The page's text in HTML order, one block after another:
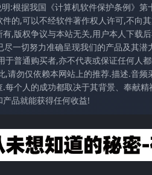
:根据我国《计算机软件保护条例》
的,可以不经软件著作权人许可,不向
,版权争议与本站无关,用户本人下载
尽一切努力准确呈现我们的产品及其
于普通购买者,亦不代表或保证任何人
,请勿仅依赖本网站上的推荐.描述.音
每个人的成功都取决于其背景、奉献
品就能获得任何收益!